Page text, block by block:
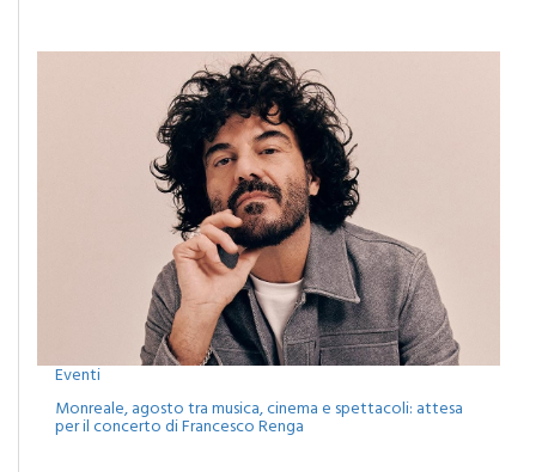
Eventi
Monreale, agosto tra musica, cinema e spettacoli: attesa
per il concerto di Francesco Renga